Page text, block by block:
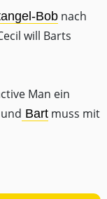
Bob nach
will Barts
Man ein
Bart muss mit